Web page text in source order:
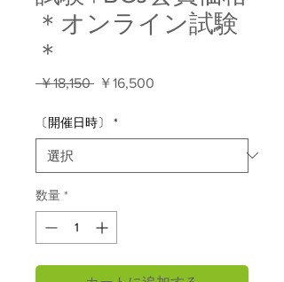
＊オンライン試験
＊
￥18,150 通
価
格
￥16,500
価
〔開催日時〕 *
数量 *